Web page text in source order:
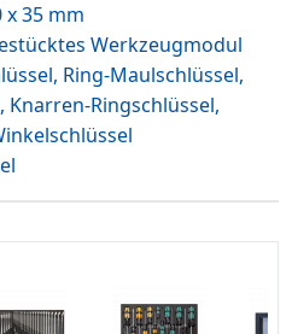
x 35 mm
Werkzeugmodul
Ring-Maulschlüssel,
Knarren-Ringschlüssel,